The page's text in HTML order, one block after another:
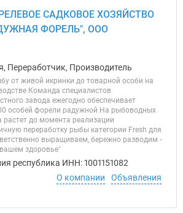
САДКОВОЕ ХОЗЯЙСТВО
ФОРЕЛЬ", ООО
Переработчик, Производитель
от живой икринки до товарной особи на
Команда специалистов
завода ежегодно обеспечивает
особей форели радужной На рыбоводных
до момента реализации
переработку рыбы категории Fresh для
выращиваем, бережно разводим -
здоровье"
республика ИНН: 1001151082
О компании
Объявления